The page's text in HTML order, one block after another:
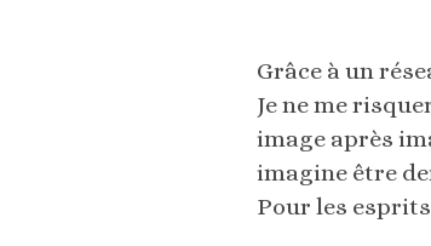
Grâce à un
Je ne me
image après
imagine être
Pour les